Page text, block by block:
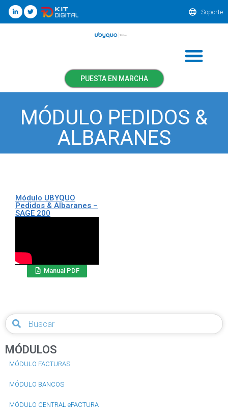
Soporte
PUESTA EN MARCHA
MÓDULO PEDIDOS &
ALBARANES
Módulo UBYQUO
Pedidos & Albaranes –
SAGE 200
Manual PDF
MÓDULOS
MÓDULO FACTURAS
MÓDULO BANCOS
MÓDULO CENTRAL eFACTURA